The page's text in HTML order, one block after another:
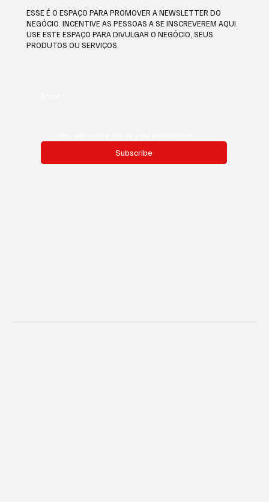
ESSE É O ESPAÇO PARA PROMOVER A NEWSLETTER DO
NEGÓCIO. INCENTIVE AS PESSOAS A SE INSCREVEREM AQUI.
USE ESTE ESPAÇO PARA DIVULGAR O NEGÓCIO, SEUS
PRODUTOS OU SERVIÇOS.
Subscribe